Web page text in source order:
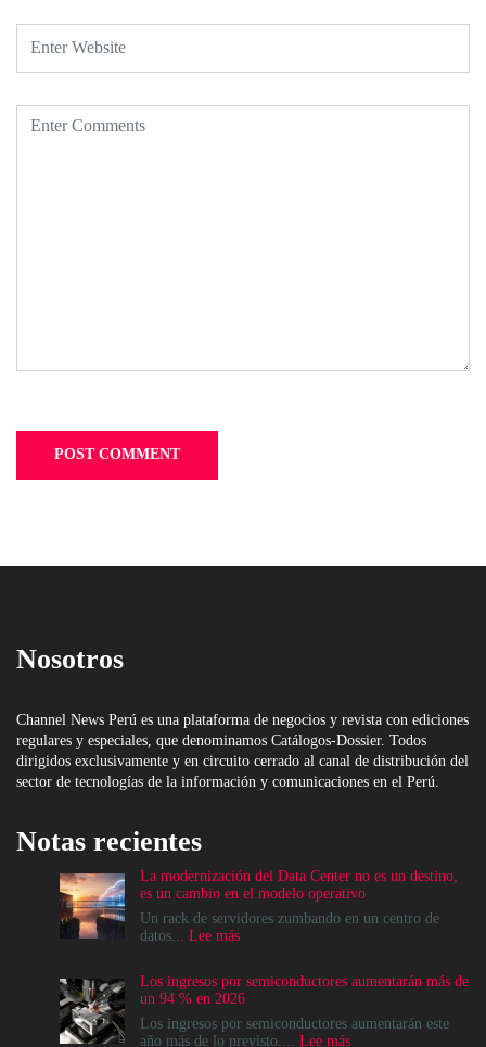
Nosotros
Channel News Perú es una plataforma de negocios y revista con ediciones
regulares y especiales, que denominamos Catálogos-Dossier. Todos
dirigidos exclusivamente y en circuito cerrado al canal de distribución del
sector de tecnologías de la información y comunicaciones en el Perú.
Notas recientes
La modernización del Data Center no es un destino,
es un cambio en el modelo operativo
Un rack de servidores zumbando en un centro de
datos... Lee más:
del
Data
Center
no
Los ingresos por semiconductores aumentarán más de
un 94 % en 2026
Los ingresos por semiconductores aumentarán este
año más de lo previsto.... Lee más: